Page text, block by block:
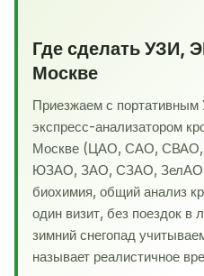
Где сделать УЗИ,
Москве
Приезжаем с
экспресс-анализатором
Москве (ЦАО, САО,
ЮЗАО, ЗАО, СЗАО,
биохимия, общий анализ
один визит, без поездок в
зимний снегопад
называет реалистичное